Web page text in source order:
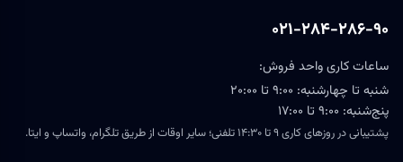
۰۲۱-۲۸۴-۲۸۶-۹۰
ساعات کاری واحد فروش:
شنبه تا چهارشنبه: ۹:۰۰ تا ۲۰:۰۰
پنج‌شنبه: ۹:۰۰ تا ۱۷:۰۰
پشتیبانی در روزهای کاری ۹ تا ۱۴:۳۰ تلفنی؛ سایر اوقات از طریق تلگرام، واتساپ و ایتا.